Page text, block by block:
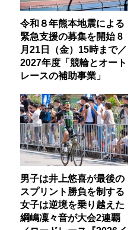
令和８年熊本地震による
緊急支援の募集を開始 8
月21日（金）15時まで／
2027年度「競輪とオート
レースの補助事業」
男子は井上悠喜が最後の
スプリント勝負を制する
女子は逆境を乗り越えた
綱嶋凜々音が大会2連覇